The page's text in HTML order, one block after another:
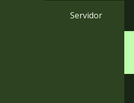
Servidor